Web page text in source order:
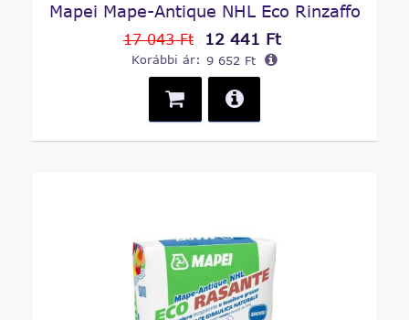
Mapei Mape-Antique NHL Eco Rinzaffo
17 043 Ft 12 441 Ft
Korábbi ár: 9 652 Ft